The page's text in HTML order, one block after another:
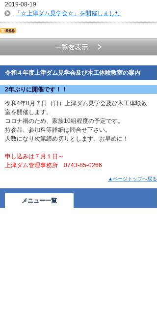
2019-08-19
「☆上津ダム見学会☆」を開催しました
令和４年度上津ダム見学会及び木工体験教室の案内
2年ぶりに開催です！！
令和4年8月７日（日）上津ダム見学会及び木工体験教
室を開催します。
コロナ禍のため、家族10組程度の予定です。
持参品、参加料等詳細は問合せ下さい。
人数になり次第締め切りとします。お早めに！
申し込みは７月１日～
上津ダム管理事務所 0743-85-0266
▲ページトップへ戻る
メニュー一覧